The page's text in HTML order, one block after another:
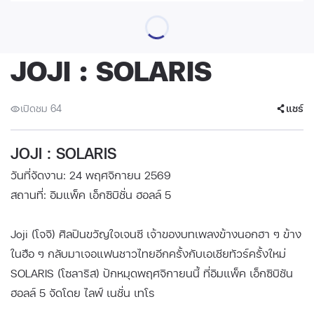
JOJI : SOLARIS
เปิดชม 64 แชร์
JOJI : SOLARIS
วันที่จัดงาน: 24 พฤศจิกายน 2569
สถานที่: อิมแพ็ค เอ็กซิบิชั่น ฮอลล์ 5
Joji (โจจิ) ศิลปินขวัญใจเจนซี เจ้าของบทเพลงข้างนอกฮา ๆ ข้าง
ในฮือ ๆ กลับมาเจอแฟนชาวไทยอีกครั้งกับเอเชียทัวร์ครั้งใหม่
SOLARIS (โซลาริส) ปักหมุดพฤศจิกายนนี้ ที่อิมแพ็ค เอ็กซิบิชัน
ฮอลล์ 5 จัดโดย ไลฟ์ เนชั่น เทโร